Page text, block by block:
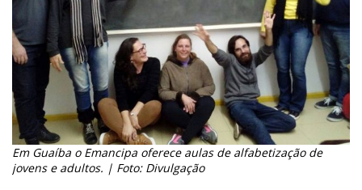
Em Guaíba o Emancipa oferece aulas de alfabetização de
jovens e adultos. | Foto: Divulgação